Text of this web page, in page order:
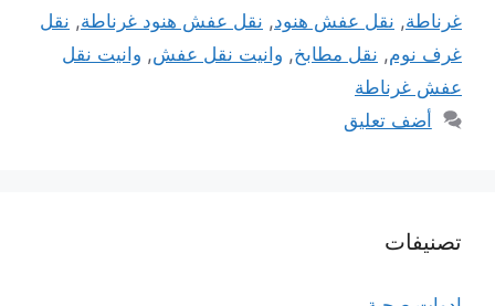
غرناطة, نقل عفش هنود, نقل عفش هنود غرناطة, نقل
غرف نوم, نقل مطابخ, وانيت نقل عفش, وانيت نقل
عفش غرناطة
أضف تعليق
تصنيفات